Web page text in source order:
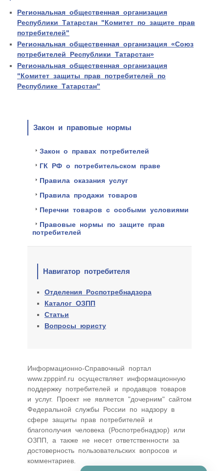
Региональная общественная организация
Республики Татарстан "Комитет по защите прав
потребителей"
Региональная общественная организация «Союз
потребителей Республики Татарстан»
Региональная общественная организация
"Комитет защиты прав потребителей по
Республике Татарстан"
Закон и правовые нормы
Закон о правах потребителей
ГК РФ о потребительском праве
Правила оказания услуг
Правила продажи товаров
Перечни товаров с особыми условиями
Правовые нормы по защите прав
потребителей
Навигатор потребителя
Отделения Роспотребнадзора
Каталог ОЗПП
Статьи
Вопросы юристу
Информационно-Cправочный портал
www.zpppinf.ru осуществляет информационную
поддержку потребителей и продавцов товаров
и услуг. Проект не является "дочерним" сайтом
Федеральной службы России по надзору в
сфере защиты прав потребителей и
благополучия человека (Роспотребнадзор) или
ОЗПП, а также не несет ответственности за
достоверность пользовательских вопросов и
комментариев.